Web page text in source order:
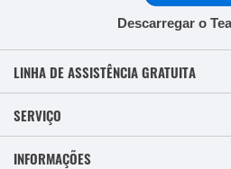
Descarregar o
LINHA DE ASSISTÊNCIA GRATUITA
SERVIÇO
INFORMAÇÕES